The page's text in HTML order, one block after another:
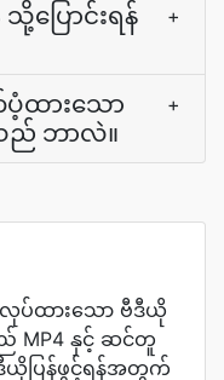
ပြောင်းရန်
+
ထားသော
ည် ဘာလဲ။
+
ပ်ထားသော ဗီဒီယို
MP4 နှင့် ဆင်တူ
ဒီယိုပြန်ဖွင့်ရန်အတွက်